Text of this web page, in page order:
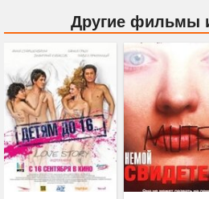
Другие фильмы